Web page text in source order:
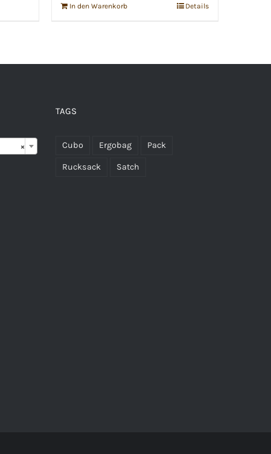
In den Warenkorb Details
×
TAGS
Cubo Ergobag Pack
Rucksack Satch